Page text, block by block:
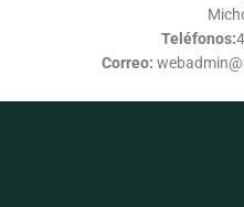
Teléfonos:
Correo: